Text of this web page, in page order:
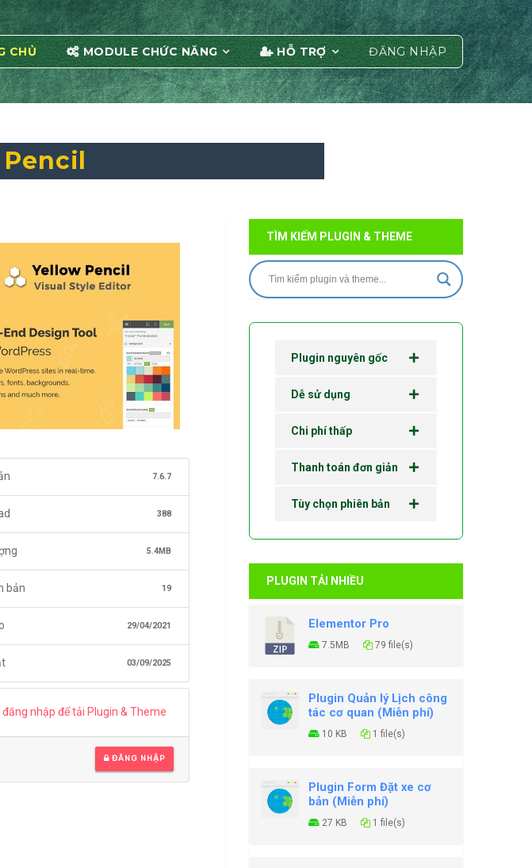
CHỦ MODULE CHỨC NĂNG HỖ TRỢ ĐĂNG NHẬP
7.6.7
388
5.4MB
bản 19
29/04/2021
03/09/2025
đăng nhập để tải Plugin & Theme
ĐĂNG NHẬP
TÌM KIẾM PLUGIN & THEME
Plugin nguyên gốc
Dễ sử dụng
Chi phí thấp
Thanh toán đơn giản
Tùy chọn phiên bản
PLUGIN TẢI NHIỀU
Elementor Pro
7.5MB 79 file(s)
Plugin Quản lý Lịch công
tác cơ quan (Miễn phí)
10 KB 1 file(s)
Plugin Form Đặt xe cơ
bản (Miễn phí)
27 KB 1 file(s)